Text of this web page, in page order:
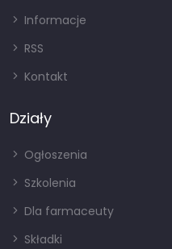
Informacje
RSS
Kontakt
Działy
Ogłoszenia
Szkolenia
Dla farmaceuty
Składki